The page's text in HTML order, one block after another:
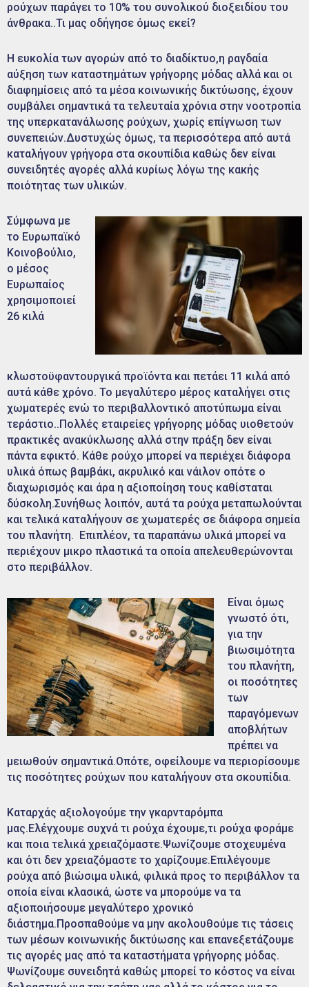
ρούχων παράγει το 10% του συνολικού διοξειδίου του
άνθρακα..Τι μας οδήγησε όμως εκεί?
Η ευκολία των αγορών από το διαδίκτυο,η ραγδαία
αύξηση των καταστημάτων γρήγορης μόδας αλλά και οι
διαφημίσεις από τα μέσα κοινωνικής δικτύωσης, έχουν
συμβάλει σημαντικά τα τελευταία χρόνια στην νοοτροπία
της υπερκατανάλωσης ρούχων, χωρίς επίγνωση των
συνεπειών.Δυστυχώς όμως, τα περισσότερα από αυτά
καταλήγουν γρήγορα στα σκουπίδια καθώς δεν είναι
συνειδητές αγορές αλλά κυρίως λόγω της κακής
ποιότητας των υλικών.
Σύμφωνα με
το Ευρωπαϊκό
Κοινοβούλιο,
ο μέσος
Ευρωπαίος
χρησιμοποιεί
26 κιλά
κλωστοϋφαντουργικά προϊόντα και πετάει 11 κιλά από
αυτά κάθε χρόνο. Το μεγαλύτερο μέρος καταλήγει στις
χωματερές ενώ το περιβαλλοντικό αποτύπωμα είναι
τεράστιο..Πολλές εταιρείες γρήγορης μόδας υιοθετούν
πρακτικές ανακύκλωσης αλλά στην πράξη δεν είναι
πάντα εφικτό. Κάθε ρούχο μπορεί να περιέχει διάφορα
υλικά όπως βαμβάκι, ακρυλικό και νάιλον οπότε ο
διαχωρισμός και άρα η αξιοποίηση τους καθίσταται
δύσκολη.Συνήθως λοιπόν, αυτά τα ρούχα μεταπωλούνται
και τελικά καταλήγουν σε χωματερές σε διάφορα σημεία
του πλανήτη. Επιπλέον, τα παραπάνω υλικά μπορεί να
περιέχουν μικρο πλαστικά τα οποία απελευθερώνονται
στο περιβάλλον.
Είναι όμως
γνωστό ότι,
για την
βιωσιμότητα
του πλανήτη,
οι ποσότητες
των
παραγόμενων
αποβλήτων
πρέπει να
μειωθούν σημαντικά.Οπότε, οφείλουμε να περιορίσουμε
τις ποσότητες ρούχων που καταλήγουν στα σκουπίδια.
Καταρχάς αξιολογούμε την γκαρνταρόμπα
μας.Ελέγχουμε συχνά τι ρούχα έχουμε,τι ρούχα φοράμε
και ποια τελικά χρειαζόμαστε.Ψωνίζουμε στοχευμένα
και ότι δεν χρειαζόμαστε το χαρίζουμε.Επιλέγουμε
ρούχα από βιώσιμα υλικά, φιλικά προς το περιβάλλον τα
οποία είναι κλασικά, ώστε να μπορούμε να τα
αξιοποιήσουμε μεγαλύτερο χρονικό
διάστημα.Προσπαθούμε να μην ακολουθούμε τις τάσεις
των μέσων κοινωνικής δικτύωσης και επανεξετάζουμε
τις αγορές μας από τα καταστήματα γρήγορης μόδας.
Ψωνίζουμε συνειδητά καθώς μπορεί το κόστος να είναι